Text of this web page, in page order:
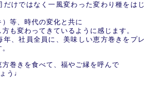
だけではなく一風変わった変わり種をはじ
等、時代の変化と共に
も変わってきているように感じます。
年、社員全員に、美味しい恵方巻きをプレ
巻きを食べて、福やご縁を呼んで
う♩